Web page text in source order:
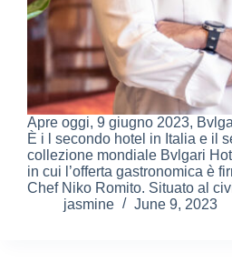
Apre oggi, 9 giugno 2023,
È i l secondo hotel in Italia e il
collezione mondiale Bvlgari
in cui l’offerta gastronomica è
Chef Niko Romito. Situato al
jasmine
June 9, 2023